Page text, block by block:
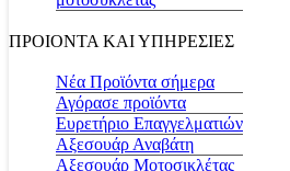
ΠΡΟΙΟΝΤΑ ΚΑΙ ΥΠΗΡΕΣΙΕΣ
Νέα Προϊόντα σήμερα
Αγόρασε προϊόντα
Ευρετήριο Επαγγελματιών
Αξεσουάρ Αναβάτη
Αξεσουάρ Μοτοσικλέτας